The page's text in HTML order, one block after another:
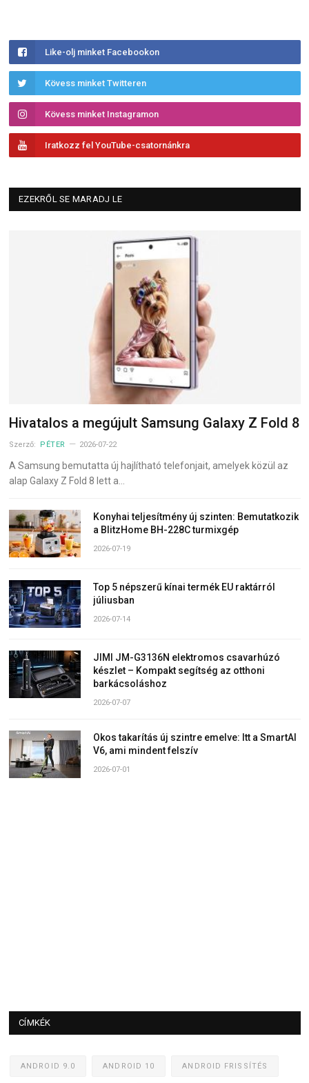
Like-olj minket Facebookon
Kövess minket Twitteren
Kövess minket Instagramon
Iratkozz fel YouTube-csatornánkra
EZEKRŐL SE MARADJ LE
Hivatalos a megújult Samsung Galaxy Z Fold 8
Szerző: PÉTER 2026-07-22
A Samsung bemutatta új hajlítható telefonjait, amelyek közül az
alap Galaxy Z Fold 8 lett a…
Konyhai teljesítmény új szinten: Bemutatkozik
a BlitzHome BH-228C turmixgép
2026-07-19
Top 5 népszerű kínai termék EU raktárról
júliusban
2026-07-14
JIMI JM-G3136N elektromos csavarhúzó
készlet – Kompakt segítség az otthoni
barkácsoláshoz
2026-07-07
Okos takarítás új szintre emelve: Itt a SmartAI
V6, ami mindent felszív
2026-07-01
CÍMKÉK
ANDROID 9.0 ANDROID 10 ANDROID FRISSÍTÉS